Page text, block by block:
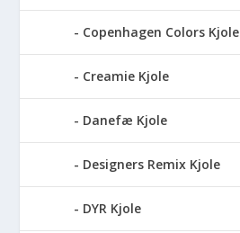
Copenhagen Colors Kjole
Creamie Kjole
Danefæ Kjole
Designers Remix Kjole
DYR Kjole